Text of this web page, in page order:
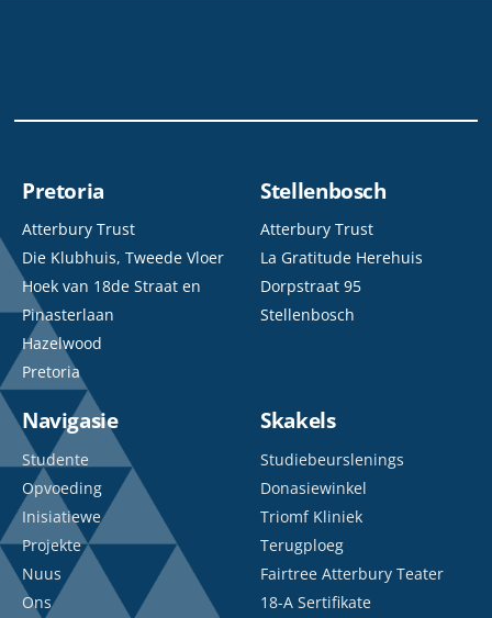
Pretoria
Atterbury Trust
Die Klubhuis, Tweede Vloer
Hoek van 18de Straat en
Pinasterlaan
Hazelwood
Pretoria
Stellenbosch
Atterbury Trust
La Gratitude Herehuis
Dorpstraat 95
Stellenbosch
Navigasie
Studente
Opvoeding
Inisiatiewe
Projekte
Nuus
Ons
Skakels
Studiebeurslenings
Donasiewinkel
Triomf Kliniek
Terugploeg
Fairtree Atterbury Teater
18-A Sertifikate